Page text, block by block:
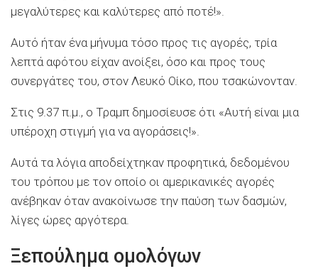
μεγαλύτερες και καλύτερες από ποτέ!».
Αυτό ήταν ένα μήνυμα τόσο προς τις αγορές, τρία
λεπτά αφότου είχαν ανοίξει, όσο και προς τους
συνεργάτες του, στον Λευκό Οίκο, που τσακώνονταν.
Στις 9.37 π.μ., ο Τραμπ δημοσίευσε ότι «Αυτή είναι μια
υπέροχη στιγμή για να αγοράσεις!».
Αυτά τα λόγια αποδείχτηκαν προφητικά, δεδομένου
του τρόπου με τον οποίο οι αμερικανικές αγορές
ανέβηκαν όταν ανακοίνωσε την παύση των δασμών,
λίγες ώρες αργότερα.
Ξεπούλημα ομολόγων